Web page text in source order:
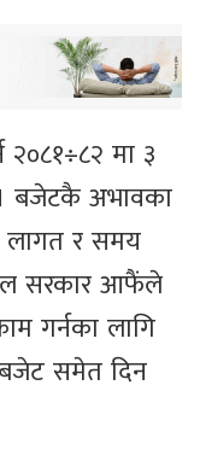
मा ३
बजेटकै अभावका
लागत र समय
सरकार आफैंले
गर्नका लागि
समेत दिन